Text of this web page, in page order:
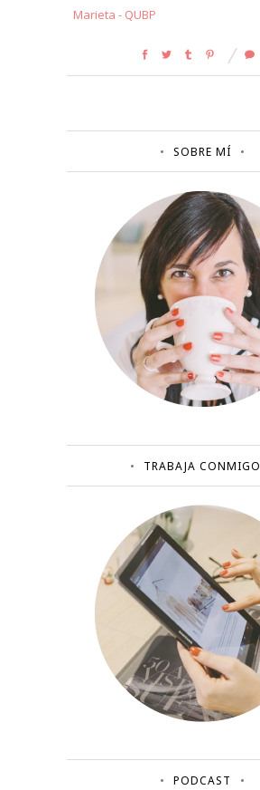
Marieta - QUBP
SOBRE MÍ
TRABAJA CONMIGO
PODCAST